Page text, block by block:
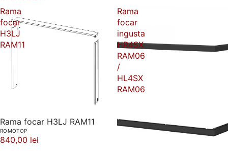
Rama
focar
H3LJ
RAM11
Rama focar H3LJ RAM11
ROMOTOP
840,00 lei
Rama
focar
ingusta
HR4SX
RAM06
/
HL4SX
RAM06